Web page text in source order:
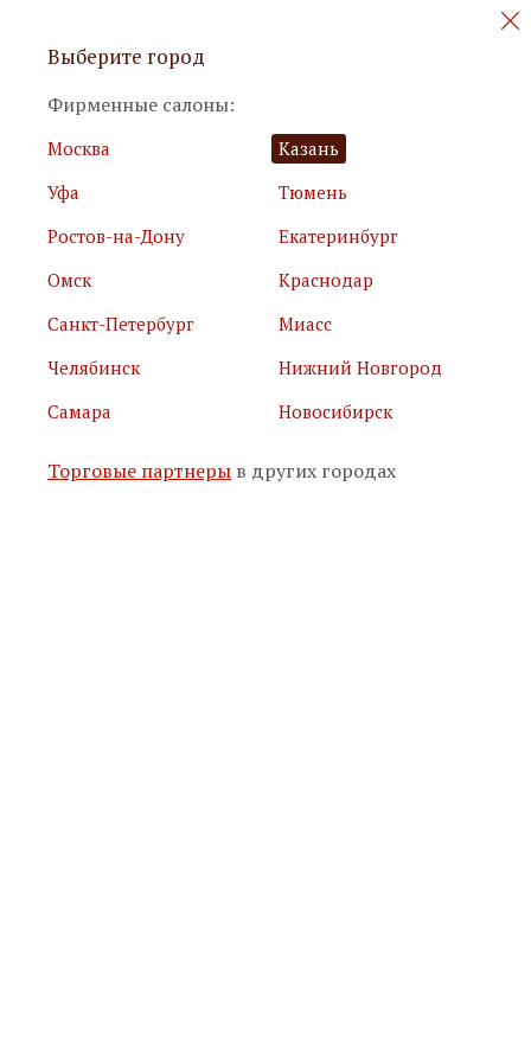
Персональные акции и новинки
Я принимаю
условия использования сайта
Я соглашаюсь сполитикой обработки персональных
Подписаться
Выберите город
Фирменные салоны:
Москва
Казань
Уфа
Тюмень
Ростов-на-Дону
Екатеринбург
Омск
Краснодар
Санкт-Петербург
Миасс
Челябинск
Нижний Новгород
Самара
Новосибирск
Торговые партнеры в других городах